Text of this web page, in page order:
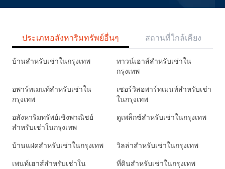
ประเภทอสังหาริมทรัพย์อื่นๆ สถานที่ใกล้เคียง
บ้านสำหรับเช่าในกรุงเทพ
ทาวน์เฮาส์สำหรับเช่าใน
กรุงเทพ
อพาร์ทเมนท์สำหรับเช่าใน
กรุงเทพ
เซอร์วิสอพาร์ทเมนท์สำหรับเช่า
ในกรุงเทพ
อสังหาริมทรัพย์เชิงพาณิชย์
สำหรับเช่าในกรุงเทพ
ดูเพล็กซ์สำหรับเช่าในกรุงเทพ
บ้านแฝดสำหรับเช่าในกรุงเทพ วิลล่าสำหรับเช่าในกรุงเทพ
เพนท์เฮาส์สำหรับเช่าใน
ที่ดินสำหรับเช่าในกรุงเทพ